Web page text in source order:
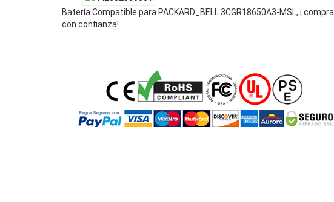
Batería Compatible para PACKARD_BELL 3CGR18650A3-MSL, ¡ compra
con confianza!